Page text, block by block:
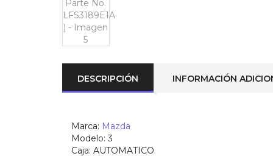
DESCRIPCIÓN INFORMACIÓN
Marca: Mazda
Modelo: 3
Caja: AUTOMATICO